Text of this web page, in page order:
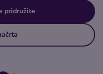
pridružite